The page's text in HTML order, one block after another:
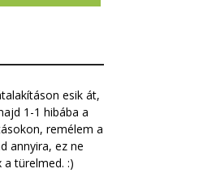
esik át,
1-1 hibába a
remélem a
annyira, ez ne
türelmed. :)